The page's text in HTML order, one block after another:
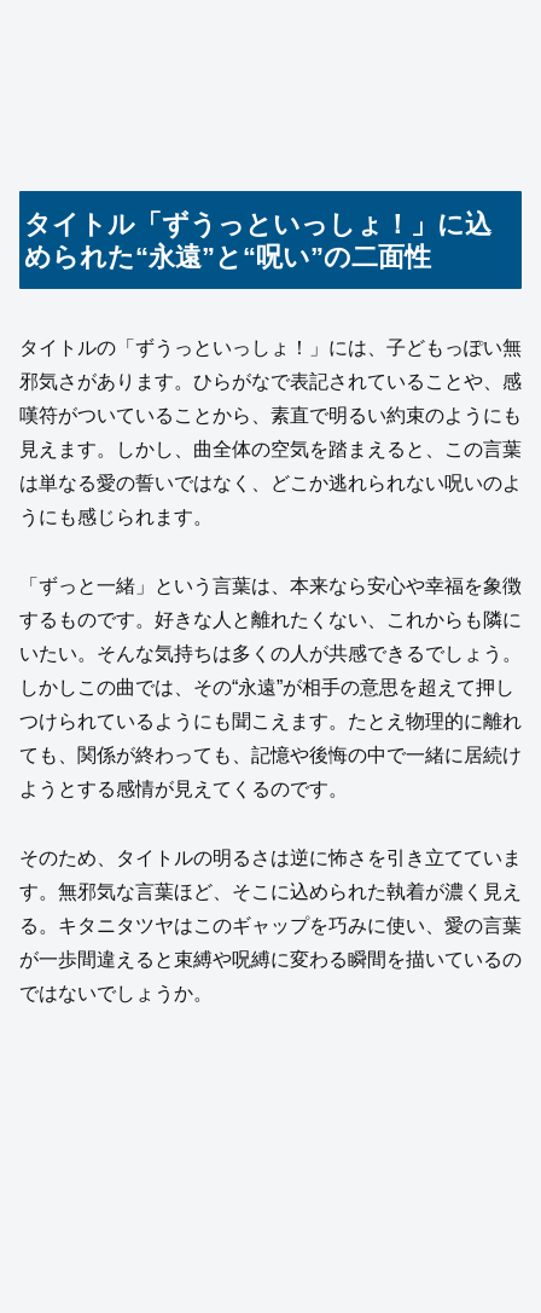
タイトル「ずうっといっしょ！」に込
められた“永遠”と“呪い”の二面性
タイトルの「ずうっといっしょ！」には、子どもっぽい無
邪気さがあります。ひらがなで表記されていることや、感
嘆符がついていることから、素直で明るい約束のようにも
見えます。しかし、曲全体の空気を踏まえると、この言葉
は単なる愛の誓いではなく、どこか逃れられない呪いのよ
うにも感じられます。
「ずっと一緒」という言葉は、本来なら安心や幸福を象徴
するものです。好きな人と離れたくない、これからも隣に
いたい。そんな気持ちは多くの人が共感できるでしょう。
しかしこの曲では、その“永遠”が相手の意思を超えて押し
つけられているようにも聞こえます。たとえ物理的に離れ
ても、関係が終わっても、記憶や後悔の中で一緒に居続け
ようとする感情が見えてくるのです。
そのため、タイトルの明るさは逆に怖さを引き立てていま
す。無邪気な言葉ほど、そこに込められた執着が濃く見え
る。キタニタツヤはこのギャップを巧みに使い、愛の言葉
が一歩間違えると束縛や呪縛に変わる瞬間を描いているの
ではないでしょうか。